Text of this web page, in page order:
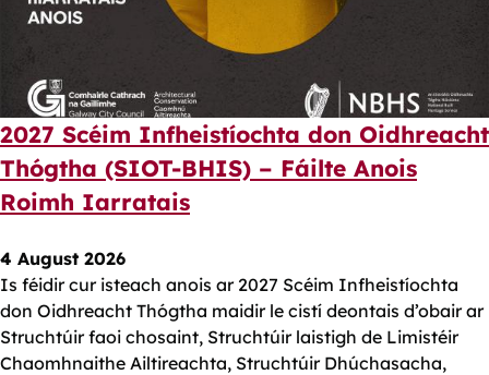
2027 Scéim Infheistíochta don Oidhreacht
Thógtha (SIOT-BHIS) – Fáilte Anois
Roimh Iarratais
4 August 2026
Is féidir cur isteach anois ar 2027 Scéim Infheistíochta
don Oidhreacht Thógtha maidir le cistí deontais d’obair ar
Struchtúir faoi chosaint, Struchtúir laistigh de Limistéir
Chaomhnaithe Ailtireachta, Struchtúir Dhúchasacha,